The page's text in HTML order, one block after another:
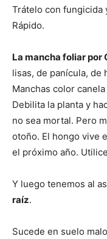
Trátelo con
Rápido.
La mancha foliar por
lisas, de panícula, de
Manchas color
Debilita la planta y
no sea mortal. Pero
otoño. El hongo vive
el próximo año.
Y luego tenemos al
raíz.
Sucede en suelo